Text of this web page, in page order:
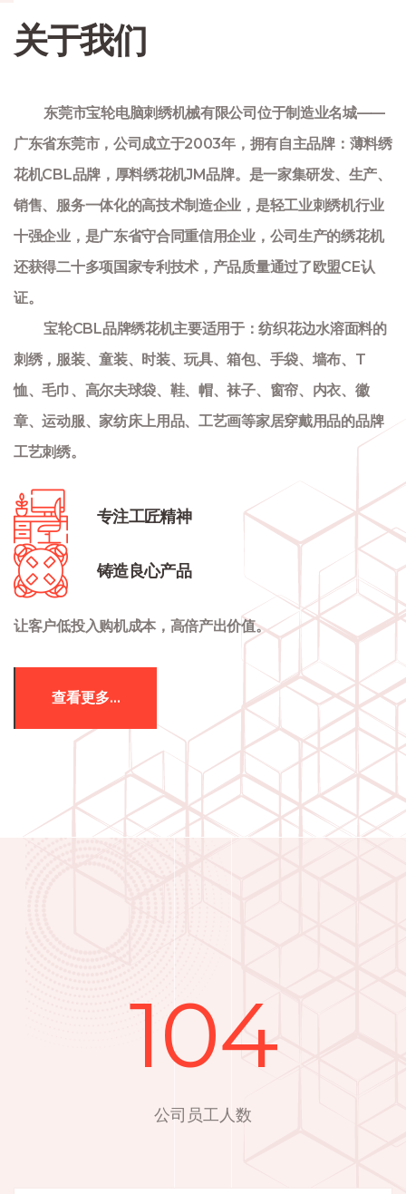
关于我们
东莞市宝轮电脑刺绣机械有限公司位于制造业名城——
广东省东莞市，公司成立于2003年，拥有自主品牌：薄料绣
花机CBL品牌，厚料绣花机JM品牌。是一家集研发、生产、
销售、服务一体化的高技术制造企业，是轻工业刺绣机行业
十强企业，是广东省守合同重信用企业，公司生产的绣花机
还获得二十多项国家专利技术，产品质量通过了欧盟CE认
证。
宝轮CBL品牌绣花机主要适用于：纺织花边水溶面料的
刺绣，服装、童装、时装、玩具、箱包、手袋、墙布、T
恤、毛巾、高尔夫球袋、鞋、帽、袜子、窗帘、内衣、徽
章、运动服、家纺床上用品、工艺画等家居穿戴用品的品牌
工艺刺绣。
专注工匠精神
铸造良心产品
让客户低投入购机成本，高倍产出价值。
查看更多...
104
公司员工人数